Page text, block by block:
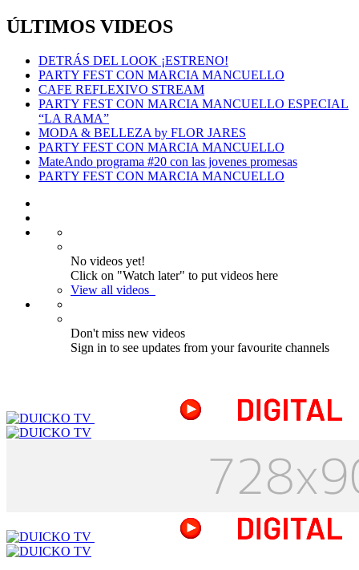
ÚLTIMOS VIDEOS
DETRÁS DEL LOOK ¡ESTRENO!
PARTY FEST CON MARCIA MANCUELLO
CAFE REFLEXIVO STREAM
PARTY FEST CON MARCIA MANCUELLO ESPECIAL
“LA RAMA”
MODA & BELLEZA by FLOR JARES
PARTY FEST CON MARCIA MANCUELLO
MateAndo programa #20 con las jovenes promesas
PARTY FEST CON MARCIA MANCUELLO
No videos yet!
Click on "Watch later" to put videos here
View all videos
Don't miss new videos
Sign in to see updates from your favourite channels